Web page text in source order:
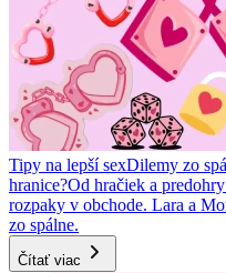
Tipy na lepší sexDilemy zo
hranice?Od hračiek a
rozpaky v obchode. Lara a
zo spálne.
Čítať viac